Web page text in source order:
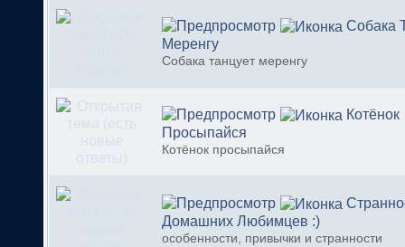
Собака
Меренгу
Собака танцует меренгу
Котёнок
Просыпайся
Котёнок просыпайся
Домашних Любимцев :)
особенности, привычки и странности